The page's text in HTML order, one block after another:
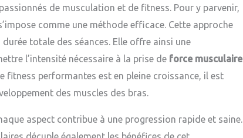
de musculation et de fitness. Pour y parvenir,
comme une méthode efficace. Cette approche
totale des séances. Elle offre ainsi une
l’intensité nécessaire à la prise de force musculaire
fitness performantes est en pleine croissance, il est
des muscles des bras.
aspect contribue à une progression rapide et saine.